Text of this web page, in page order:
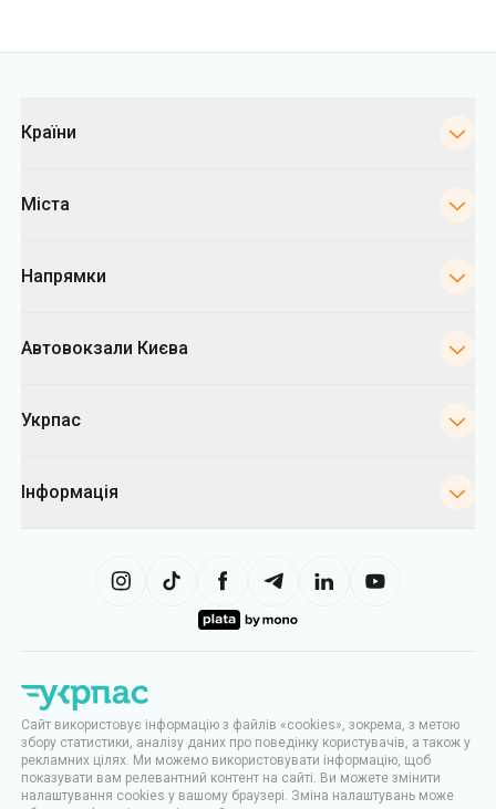
Країни
Міста
Напрямки
Автовокзали Києва
Укрпас
Інформація
Сайт використовує інформацію з файлів «cookies», зокрема, з метою
збору статистики, аналізу даних про поведінку користувачів, а також у
рекламних цілях. Ми можемо використовувати інформацію, щоб
показувати вам релевантний контент на сайті. Ви можете змінити
налаштування cookies у вашому браузері. Зміна налаштувань може